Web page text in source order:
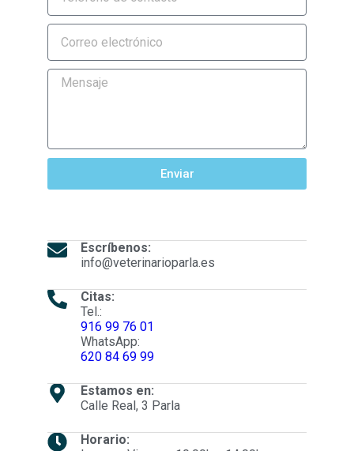
Escríbenos:
info@veterinarioparla.es
Citas:
Tel.:
916 99 76 01
WhatsApp:
620 84 69 99
Estamos en:
Calle Real, 3 Parla
Horario:
Enviar